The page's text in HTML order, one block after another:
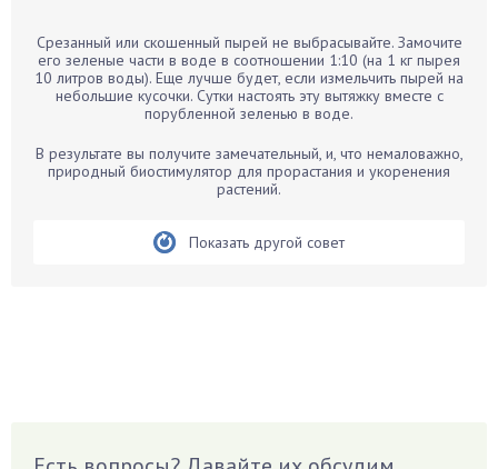
Бархатцы
Бегония
Бирючина
Бобовые
Вредители
Срезанный или скошенный пырей не выбрасывайте. Замочите
его зеленые части в воде в соотношении 1:10 (на 1 кг пырея
10 литров воды). Еще лучше будет, если измельчить пырей на
небольшие кусочки. Сутки настоять эту вытяжку вместе с
порубленной зеленью в воде.
В результате вы получите замечательный, и, что немаловажно,
природный биостимулятор для прорастания и укоренения
растений.
Показать другой совет